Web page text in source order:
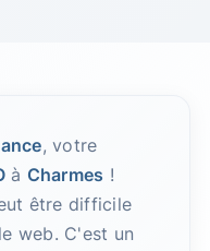
, votre
à Charmes !
être difficile
web. C'est un